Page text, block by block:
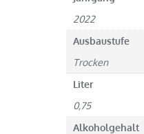
2022
Ausbaustufe
Trocken
Liter
0,75
Alkoholgehalt